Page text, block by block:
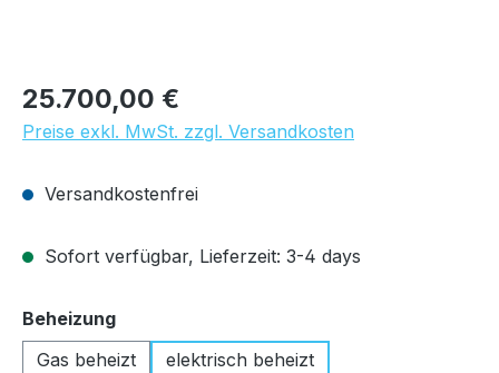
Regulärer Preis:
25.700,00 €
Preise exkl. MwSt. zzgl. Versandkosten
Versandkostenfrei
Sofort verfügbar, Lieferzeit: 3-4 days
Beheizungauswählen
Gas beheizt
elektrisch beheizt